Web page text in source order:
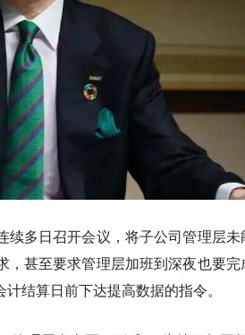
多日召开会议，将子公司管理层未
甚至要求管理层加班到深夜也要完
结算日前下达提高数据的指令。